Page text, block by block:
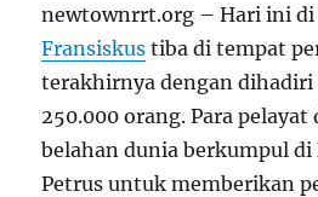
newtownrrt.org – Hari ini
Fransiskus tiba di tempat
terakhirnya dengan dihadiri
250.000 orang. Para pelayat
belahan dunia berkumpul di
Petrus untuk memberikan